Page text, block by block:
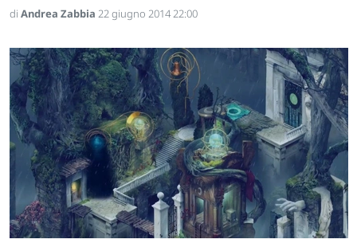
di Andrea Zabbia 22 giugno 2014 22:00